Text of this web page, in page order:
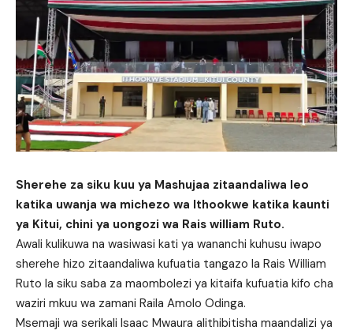
Sherehe za siku kuu ya Mashujaa zitaandaliwa leo
katika uwanja wa michezo wa Ithookwe katika kaunti
ya Kitui, chini ya uongozi wa Rais william Ruto.
Awali kulikuwa na wasiwasi kati ya wananchi kuhusu iwapo
sherehe hizo zitaandaliwa kufuatia tangazo la Rais William
Ruto la siku saba za maombolezi ya kitaifa kufuatia kifo cha
waziri mkuu wa zamani Raila Amolo Odinga.
Msemaji wa serikali Isaac Mwaura alithibitisha maandalizi ya